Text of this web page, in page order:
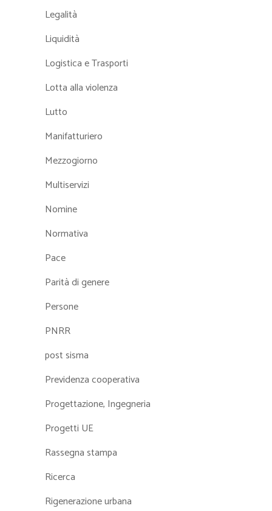
Legalità
Liquidità
Logistica e Trasporti
Lotta alla violenza
Lutto
Manifatturiero
Mezzogiorno
Multiservizi
Nomine
Normativa
Pace
Parità di genere
Persone
PNRR
post sisma
Previdenza cooperativa
Progettazione, Ingegneria
Progetti UE
Rassegna stampa
Ricerca
Rigenerazione urbana